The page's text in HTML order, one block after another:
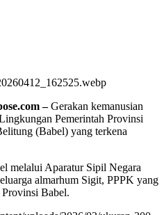
–Gerakan kemanusian
Pemerintah Provinsi
(Babel) yang terkena
melalui Aparatur Sipil Negara
almarhum Sigit, PPPK yang
Babel.